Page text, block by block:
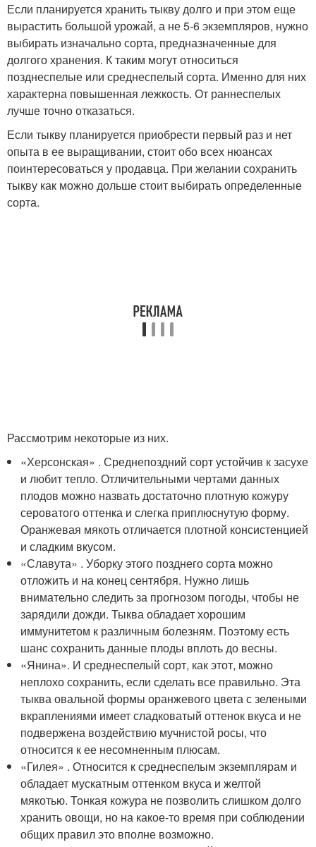
Если планируется хранить тыкву долго и при этом еще
вырастить большой урожай, а не 5-6 экземпляров, нужно
выбирать изначально сорта, предназначенные для
долгого хранения. К таким могут относиться
позднеспелые или среднеспелый сорта. Именно для них
характерна повышенная лежкость. От раннеспелых
лучше точно отказаться.
Если тыкву планируется приобрести первый раз и нет
опыта в ее выращивании, стоит обо всех нюансах
поинтересоваться у продавца. При желании сохранить
тыкву как можно дольше стоит выбирать определенные
сорта.
Рассмотрим некоторые из них.
«Херсонская» . Среднепоздний сорт устойчив к засухе
и любит тепло. Отличительными чертами данных
плодов можно назвать достаточно плотную кожуру
сероватого оттенка и слегка приплюснутую форму.
Оранжевая мякоть отличается плотной консистенцией
и сладким вкусом.
«Славута» . Уборку этого позднего сорта можно
отложить и на конец сентября. Нужно лишь
внимательно следить за прогнозом погоды, чтобы не
зарядили дожди. Тыква обладает хорошим
иммунитетом к различным болезням. Поэтому есть
шанс сохранить данные плоды вплоть до весны.
«Янина». И среднеспелый сорт, как этот, можно
неплохо сохранить, если сделать все правильно. Эта
тыква овальной формы оранжевого цвета с зелеными
вкраплениями имеет сладковатый оттенок вкуса и не
подвержена воздействию мучнистой росы, что
относится к ее несомненным плюсам.
«Гилея» . Относится к среднеспелым экземплярам и
обладает мускатным оттенком вкуса и желтой
мякотью. Тонкая кожура не позволить слишком долго
хранить овощи, но на какое-то время при соблюдении
общих правил это вполне возможно.